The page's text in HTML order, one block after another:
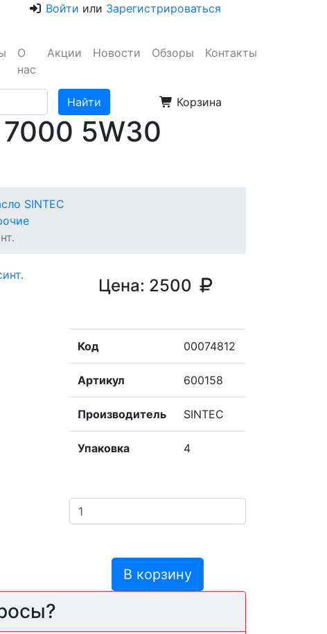
Войти или Зарегистрироваться
О
нас
Акции Новости Обзоры Контакты
Корзина
5W30
SINTEC
Цена: 2500
Код 00074812
Артикул 600158
Производитель SINTEC
Упаковка 4
В корзину